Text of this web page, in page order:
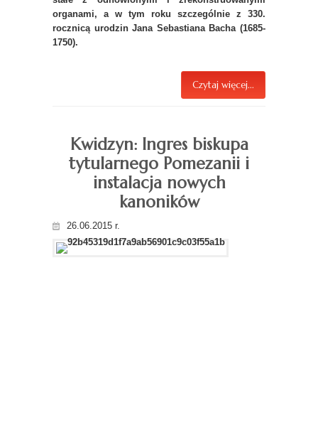
organami, a w tym roku szczególnie z 330.
rocznicą urodzin Jana Sebastiana Bacha (1685-
1750).
Czytaj więcej...
Kwidzyn: Ingres biskupa
tytularnego Pomezanii i
instalacja nowych
kanoników
26.06.2015 r.